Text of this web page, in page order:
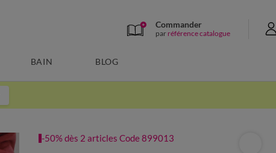
Commander
par référence catalogue
BAIN BLOG
-50% dès 2 articles Code 899013